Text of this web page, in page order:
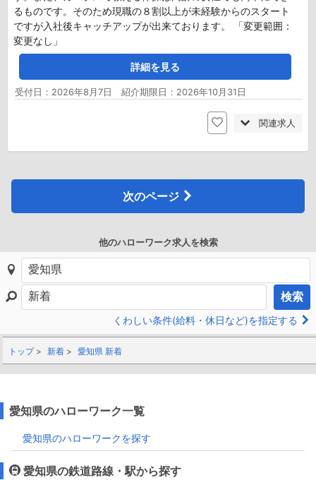
るものです。そのため現職の８割以上が未経験からのスタート
ですが入社後キャッチアップが出来ております。 「変更範囲：
変更なし」
詳細を見る
受付日：2026年8月7日 紹介期限日：2026年10月31日
関連求人
次のページ
他のハローワーク求人を検索
検索
くわしい条件(給料・休日など)を指定する
トップ 新着 愛知県 新着
愛知県のハローワーク一覧
愛知県のハローワークを探す
愛知県の鉄道路線・駅から探す